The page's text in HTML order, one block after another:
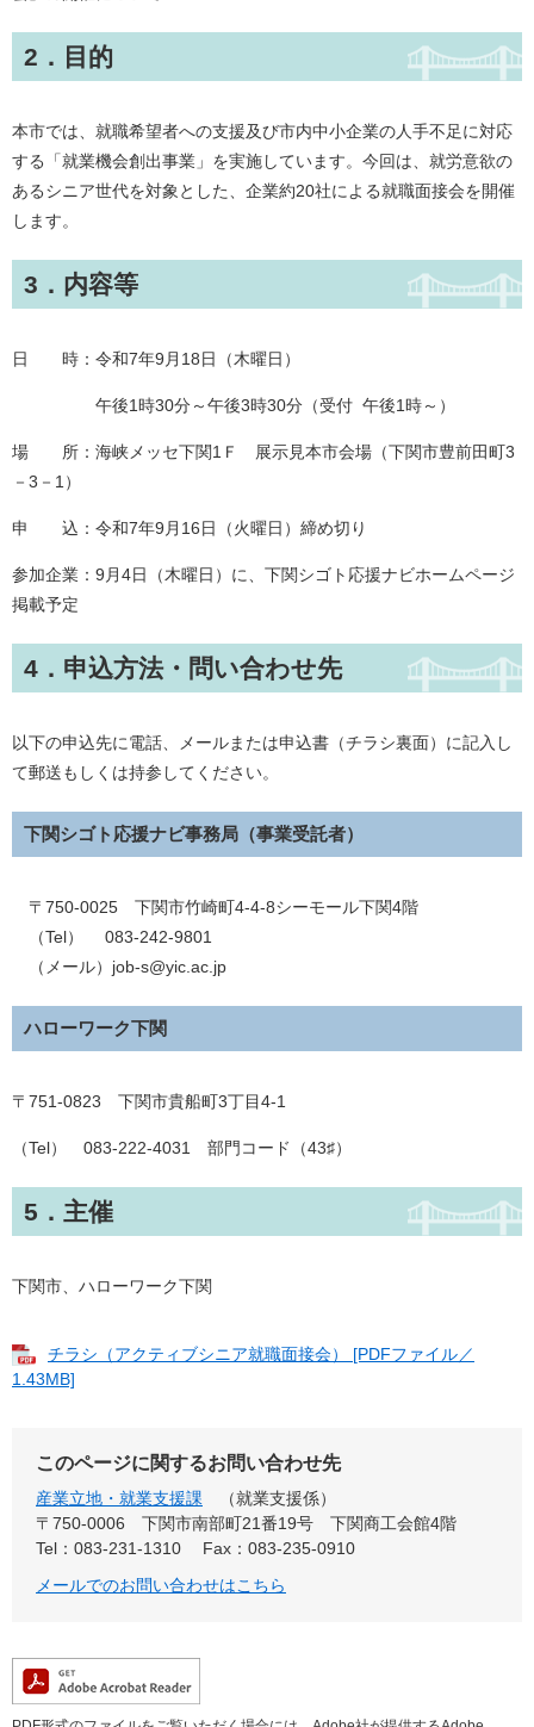
2．目的
本市では、就職希望者への支援及び市内中小企業の人手不足に対応
する「就業機会創出事業」を実施しています。今回は、就労意欲の
あるシニア世代を対象とした、企業約20社による就職面接会を開催
します。
3．内容等
日 時：令和7年9月18日（木曜日）
午後1時30分～午後3時30分（受付 午後1時～）
場 所：海峡メッセ下関1Ｆ 展示見本市会場（下関市豊前田町3
－3－1）
申 込：令和7年9月16日（火曜日）締め切り
参加企業：9月4日（木曜日）に、下関シゴト応援ナビホームページ
掲載予定
4．申込方法・問い合わせ先
以下の申込先に電話、メールまたは申込書（チラシ裏面）に記入し
て郵送もしくは持参してください。
下関シゴト応援ナビ事務局（事業受託者）
〒750-0025 下関市竹崎町4-4-8シーモール下関4階
（Tel） 083-242-9801
（メール）job-s@yic.ac.jp
ハローワーク下関
〒751-0823 下関市貴船町3丁目4-1
（Tel） 083-222-4031 部門コード（43♯）
5．主催
下関市、ハローワーク下関
チラシ（アクティブシニア就職面接会） [PDFファイル／
1.43MB]
このページに関するお問い合わせ先
産業立地・就業支援課
就業支援係
〒750-0006
下関市南部町21番19号 下関商工会館4階
Tel：083-231-1310
Fax：083-235-0910
メールでのお問い合わせはこちら